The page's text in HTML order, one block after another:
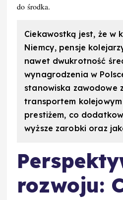
do środka.
Ciekawostką jest, że w
Niemcy, pensje
nawet dwukrotność
wynagrodzenia w
stanowiska zawodowe
transportem kolejowym
prestiżem, co
wyższe zarobki oraz
rozwoju: